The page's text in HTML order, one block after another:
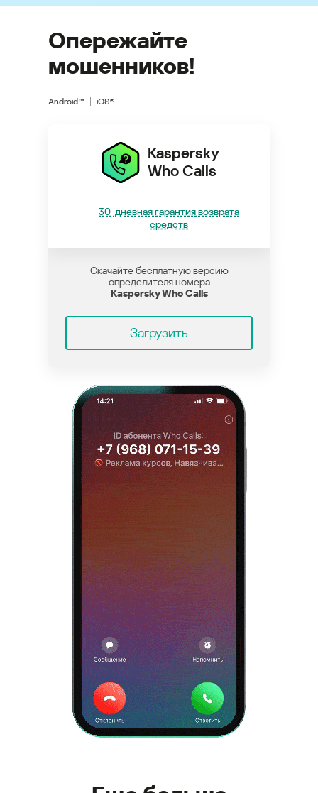
Опережайте
мошенников!
Android™ iOS®
Kaspersky
Who Calls
30-дневная гарантия возврата
средств
Скачайте бесплатную версию
определителя номера
Kaspersky Who Calls
Загрузить